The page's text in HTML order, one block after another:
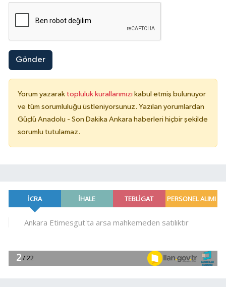
Gönder
Yorum yazarak topluluk kurallarımızı kabul etmiş bulunuyor
ve tüm sorumluluğu üstleniyorsunuz. Yazılan yorumlardan
Güçlü Anadolu - Son Dakika Ankara haberleri hiçbir şekilde
sorumlu tutulamaz.